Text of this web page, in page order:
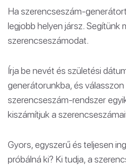
Ha szerencseszám-
legjobb helyen jársz. Segítünk
szerencseszámodat.
Írja be nevét és születési
generátorunkba, és válasszon
szerencseszám-rendszer
kiszámítjuk a
Gyors, egyszerű és teljesen
próbálná ki? Ki tudja, a